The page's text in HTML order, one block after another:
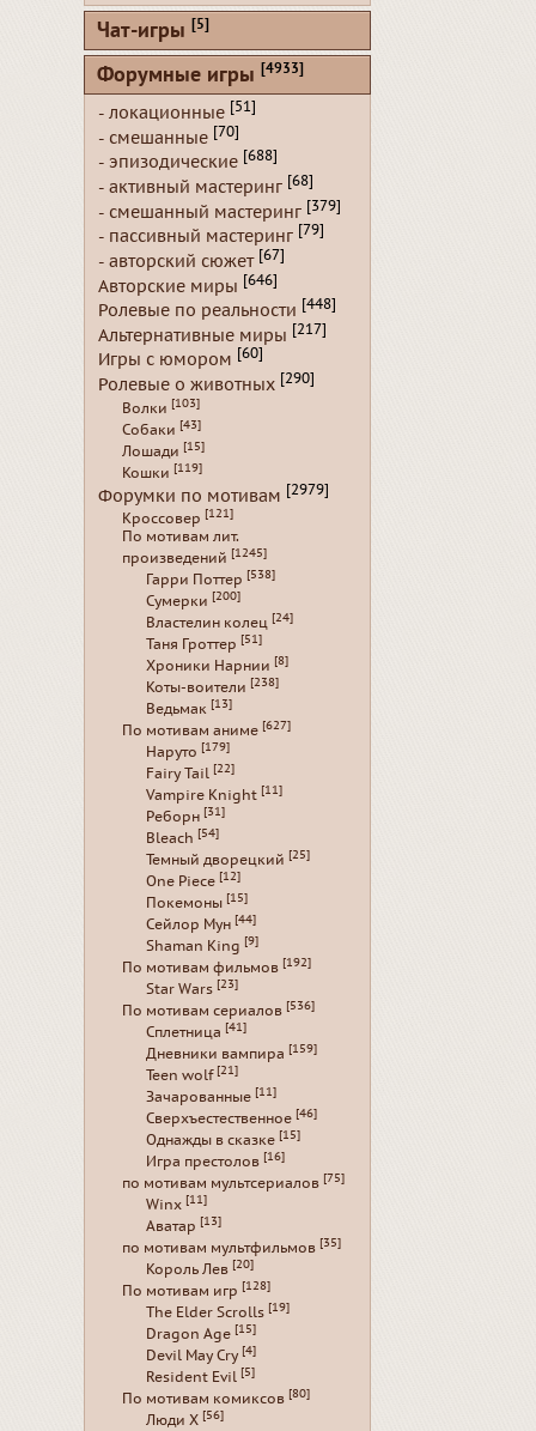
Чат-игры [5]
Форумные игры [4933]
- локационные [51]
- смешанные [70]
- эпизодические [688]
- активный мастеринг [68]
- смешанный мастеринг [379]
- пассивный мастеринг [79]
- авторский сюжет [67]
Авторские миры [646]
Ролевые по реальности [448]
Альтернативные миры [217]
Игры с юмором [60]
Ролевые о животных [290]
Волки [103]
Собаки [43]
Лошади [15]
Кошки [119]
Форумки по мотивам [2979]
Кроссовер [121]
По мотивам лит.
произведений [1245]
Гарри Поттер [538]
Сумерки [200]
Властелин колец [24]
Таня Гроттер [51]
Хроники Нарнии [8]
Коты-воители [238]
Ведьмак [13]
По мотивам аниме [627]
Наруто [179]
Fairy Tail [22]
Vampire Knight [11]
Реборн [31]
Bleach [54]
Темный дворецкий [25]
One Piece [12]
Покемоны [15]
Сейлор Мун [44]
Shaman King [9]
По мотивам фильмов [192]
Star Wars [23]
По мотивам сериалов [536]
Сплетница [41]
Дневники вампира [159]
Teen wolf [21]
Зачарованные [11]
Сверхъестественное [46]
Однажды в сказке [15]
Игра престолов [16]
по мотивам мультсериалов [75]
Winx [11]
Аватар [13]
по мотивам мультфильмов [35]
Король Лев [20]
По мотивам игр [128]
The Elder Scrolls [19]
Dragon Age [15]
Devil May Cry [4]
Resident Evil [5]
По мотивам комиксов [80]
Люди Х [56]